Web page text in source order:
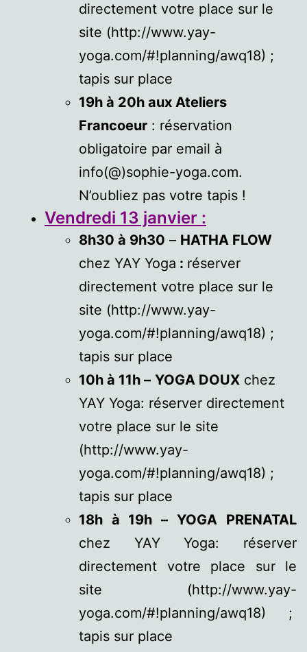
directement votre place sur le
site (http://www.yay-
yoga.com/#!planning/awq18) ;
tapis sur place
19h à 20h aux Ateliers
Francoeur : réservation
obligatoire par email à
info(@)sophie-yoga.com.
N’oubliez pas votre tapis !
Vendredi 13 janvier :
8h30 à 9h30 – HATHA FLOW
chez YAY Yoga : réserver
directement votre place sur le
site (http://www.yay-
yoga.com/#!planning/awq18) ;
tapis sur place
10h à 11h – YOGA DOUX chez
YAY Yoga: réserver directement
votre place sur le site
(http://www.yay-
yoga.com/#!planning/awq18) ;
tapis sur place
18h à 19h – YOGA PRENATAL
chez YAY Yoga: réserver
directement votre place sur le
site (http://www.yay-
yoga.com/#!planning/awq18) ;
tapis sur place